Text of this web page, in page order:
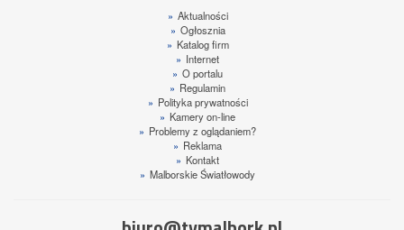
» Aktualności
» Ogłosznia
» Katalog firm
» Internet
» O portalu
» Regulamin
» Polityka prywatności
» Kamery on-line
» Problemy z oglądaniem?
» Reklama
» Kontakt
» Malborskie Światłowody